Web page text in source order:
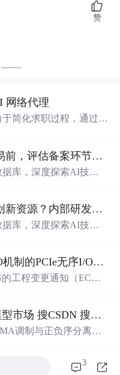
赞
——
网络代理
简化求职过程，通过自
科技成果转化项目进场交易前，评估备案环节需要准备哪些材料？.docx
库，深度探索AI技术
科技创新与产业创新国央企如何系统识别外部创新资源？内部研发体系完善，但对外部高校、中小科技企业技术能力缺乏动态认知。.docx
库，深度探索AI技术
科技创新与产业创新【高速互连技术】基于UIO机制的PCIe无序I/O扩展：多路径架构下内存请求的高性能传输与排序控制方案设计
工程变更通知（EC
的限制。UIO基于Flit模
）类型和规则，允许
博客 下载 社区 AtomGit 模型市场 搜CSDN 搜索 AI 搜索 会员中心 创作中心 基于DPWMA调制与正负序分离的ANPC三电平并网逆变器前馈控制策略研究（Simulink仿真实现）
调制与正负序分离的
采用有源中点箝位（AN
3